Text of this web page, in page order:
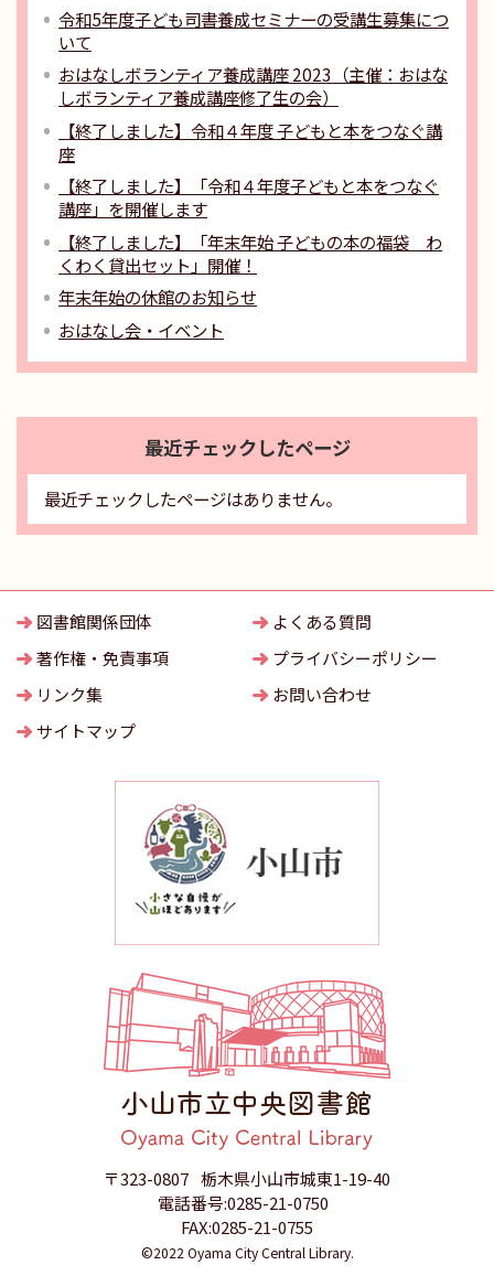
令和5年度子ども司書養成セミナーの受講生募集につ
いて
おはなしボランティア養成講座 2023（主催：おはな
しボランティア養成講座修了生の会）
【終了しました】令和４年度 子どもと本をつなぐ講
座
【終了しました】「令和４年度子どもと本をつなぐ
講座」を開催します
【終了しました】「年末年始 子どもの本の福袋 わ
くわく貸出セット」開催！
年末年始の休館のお知らせ
おはなし会・イベント
最近チェックしたページ
最近チェックしたページはありません。
図書館関係団体
よくある質問
著作権・免責事項
プライバシーポリシー
リンク集
お問い合わせ
サイトマップ
〒323-0807 栃木県小山市城東1-19-40
電話番号:0285-21-0750
FAX:0285-21-0755
©2022 Oyama City Central Library.